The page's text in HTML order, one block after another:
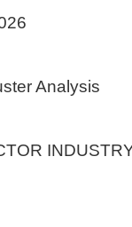
Analysis